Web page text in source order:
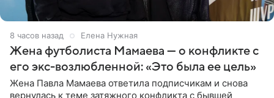
8 часов назад Елена Нужная
Жена футболиста Мамаева — о конфликте с
его экс-возлюбленной: «Это была ее цель»
Жена Павла Мамаева ответила подписчикам и снова
вернулась к теме затяжного конфликта с бывшей